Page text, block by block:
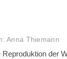
Anna Thiemann
der